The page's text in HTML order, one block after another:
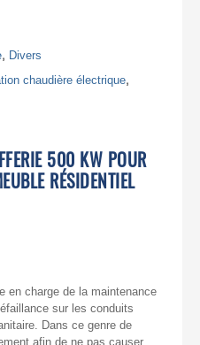
, Divers
chaudière électrique,
500 KW POUR
RÉSIDENTIEL
en charge de la maintenance
sur les conduits
Dans ce genre de
afin de ne pas causer